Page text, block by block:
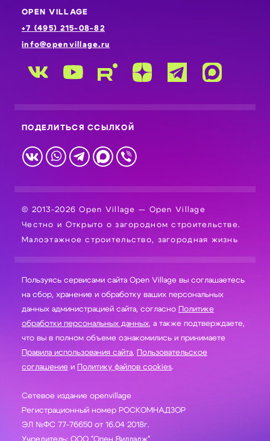
OPEN VILLAGE
+7 (495) 215-08-82
info@openvillage.ru
ПОДЕЛИТЬСЯ ССЫЛКОЙ
© 2013-2026 Open Village — Open Village
Честно и Открыто о загородном строительстве.
Малоэтажное строительство, загородная жизнь
Пользуясь сервисами сайта Open Village вы соглашаетесь
на сбор, хранение и обработку ваших персональных
данных администрацией сайта, согласно Политике
обработки персональных данных, а также подтверждаете,
что вы в полном объеме ознакомились и принимаете
Правила использования сайта, Пользовательское
соглашение и Политику файлов cookies.
Сетевое издание openvillage
Регистрационный номер РОСКОМНАДЗОР
ЭЛ №ФС 77-76650 от 16.04 2018г.
Учредитель: ООО "Опен Вилладж"